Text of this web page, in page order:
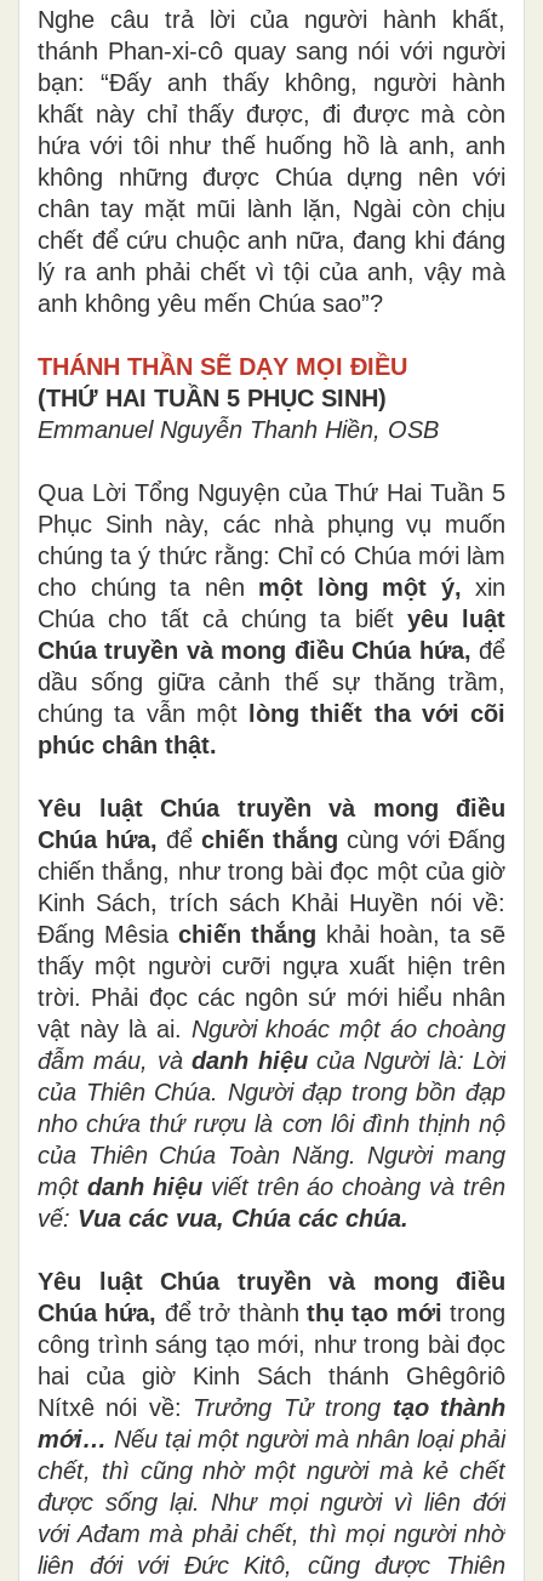
Nghe câu trả lời của người hành khất,
thánh Phan-xi-cô quay sang nói với người
bạn: “Đấy anh thấy không, người hành
khất này chỉ thấy được, đi được mà còn
hứa với tôi như thế huống hồ là anh, anh
không những được Chúa dựng nên với
chân tay mặt mũi lành lặn, Ngài còn chịu
chết để cứu chuộc anh nữa, đang khi đáng
lý ra anh phải chết vì tội của anh, vậy mà
anh không yêu mến Chúa sao”?
THÁNH THẦN SẼ DẠY MỌI ĐIỀU
(THỨ HAI TUẦN 5 PHỤC SINH)
Emmanuel Nguyễn Thanh Hiền, OSB
Qua Lời Tổng Nguyện của Thứ Hai Tuần 5
Phục Sinh này, các nhà phụng vụ muốn
chúng ta ý thức rằng: Chỉ có Chúa mới làm
cho chúng ta nên một lòng một ý, xin
Chúa cho tất cả chúng ta biết yêu luật
Chúa truyền và mong điều Chúa hứa, để
dầu sống giữa cảnh thế sự thăng trầm,
chúng ta vẫn một lòng thiết tha với cõi
phúc chân thật.
Yêu luật Chúa truyền và mong điều
Chúa hứa, để chiến thắng cùng với Đấng
chiến thắng, như trong bài đọc một của giờ
Kinh Sách, trích sách Khải Huyền nói về:
Đấng Mêsia chiến thắng khải hoàn, ta sẽ
thấy một người cưỡi ngựa xuất hiện trên
trời. Phải đọc các ngôn sứ mới hiểu nhân
vật này là ai. Người khoác một áo choàng
đẫm máu, vàdanh hiệucủa Người là: Lời
của Thiên Chúa. Người đạp trong bồn đạp
nho chứa thứ rượu là cơn lôi đình thịnh nộ
của Thiên Chúa Toàn Năng. Người mang
một danh hiệuviết trên áo choàng và trên
vế: Vua các vua, Chúa các chúa.
Yêu luật Chúa truyền và mong điều
Chúa hứa, để trở thành thụ tạo mới trong
công trình sáng tạo mới, như trong bài đọc
hai của giờ Kinh Sách thánh Ghêgôriô
Nítxê nói về: Trưởng Tử trong tạo thành
mới… Nếu tại một người mà nhân loại phải
chết, thì cũng nhờ một người mà kẻ chết
được sống lại. Như mọi người vì liên đới
với Ađam mà phải chết, thì mọi người nhờ
liên đới với Đức Kitô, cũng được Thiên